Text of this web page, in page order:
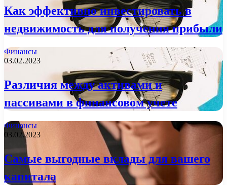
Как эффективно инвестировать в
недвижимость для получения прибыли
Финансы
03.02.2023
Различия между активами и
пассивами в финансовом учете
Финансы
03.02.2023
Самые выгодные вклады для вашего
капитала